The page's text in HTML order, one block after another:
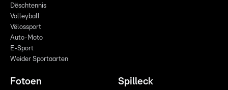
Dëschtennis
Volleyball
Vëlossport
Auto-Moto
E-Sport
Weider Sportaarten
Fotoen Spilleck